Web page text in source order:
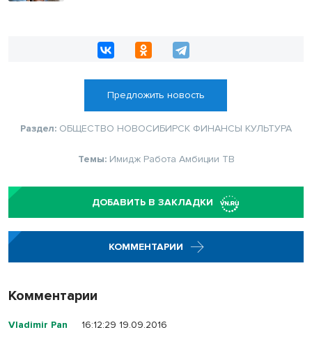
Предложить новость
Раздел: ОБЩЕСТВО НОВОСИБИРСК ФИНАНСЫ КУЛЬТУРА
Темы: Имидж Работа Амбиции ТВ
ДОБАВИТЬ В ЗАКЛАДКИ
КОММЕНТАРИИ
Комментарии
Vladimir Pan 16:12:29 19.09.2016